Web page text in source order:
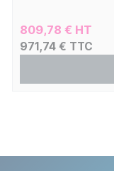
809,78 € HT
971,74 € TTC